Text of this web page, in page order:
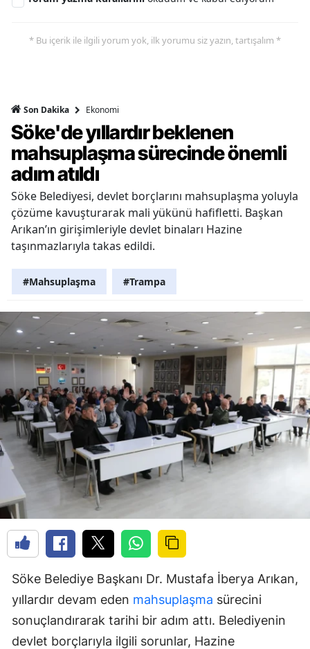
* Bu içerik ile ilgili yorum yok, ilk yorumu siz yazın, tartışalım *
Son Dakika Ekonomi
Söke'de yıllardır beklenen
mahsuplaşma sürecinde önemli
adım atıldı
Söke Belediyesi, devlet borçlarını mahsuplaşma yoluyla
çözüme kavuşturarak mali yükünü hafifletti. Başkan
Arıkan’ın girişimleriyle devlet binaları Hazine
taşınmazlarıyla takas edildi.
#Mahsuplaşma #Trampa
Söke Belediye Başkanı Dr. Mustafa İberya Arıkan,
yıllardır devam eden mahsuplaşma sürecini
sonuçlandırarak tarihi bir adım attı. Belediyenin
devlet borçlarıyla ilgili sorunlar, Hazine